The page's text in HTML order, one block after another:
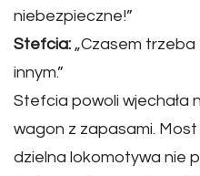
niebezpieczne!”
Stefcia: „Czasem
innym.”
Stefcia powoli wjechała
wagon z zapasami. Most
dzielna lokomotywa nie